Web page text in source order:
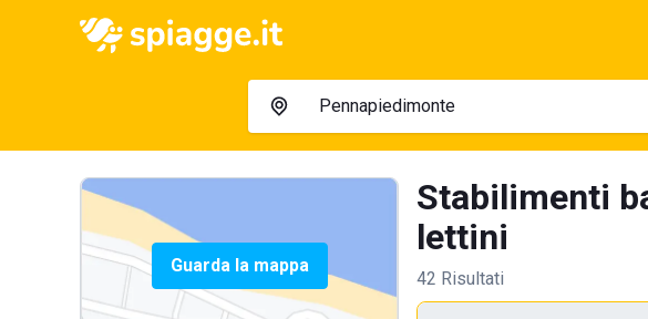
Guarda la mappa
Stabilimenti
lettini
42 Risultati